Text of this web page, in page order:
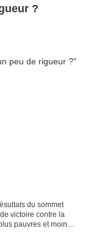
?
du sommet
victoire contre la
pauvres et moins